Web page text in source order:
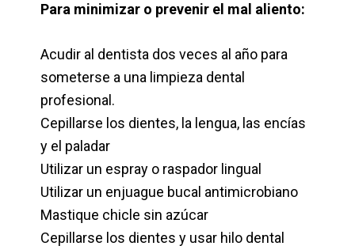
Para minimizar o prevenir el mal aliento:
Acudir al dentista dos veces al año para
someterse a una limpieza dental
profesional.
Cepillarse los dientes, la lengua, las encías
y el paladar
Utilizar un espray o raspador lingual
Utilizar un enjuague bucal antimicrobiano
Mastique chicle sin azúcar
Cepillarse los dientes y usar hilo dental